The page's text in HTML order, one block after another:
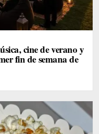
cine de verano y
fin de semana de